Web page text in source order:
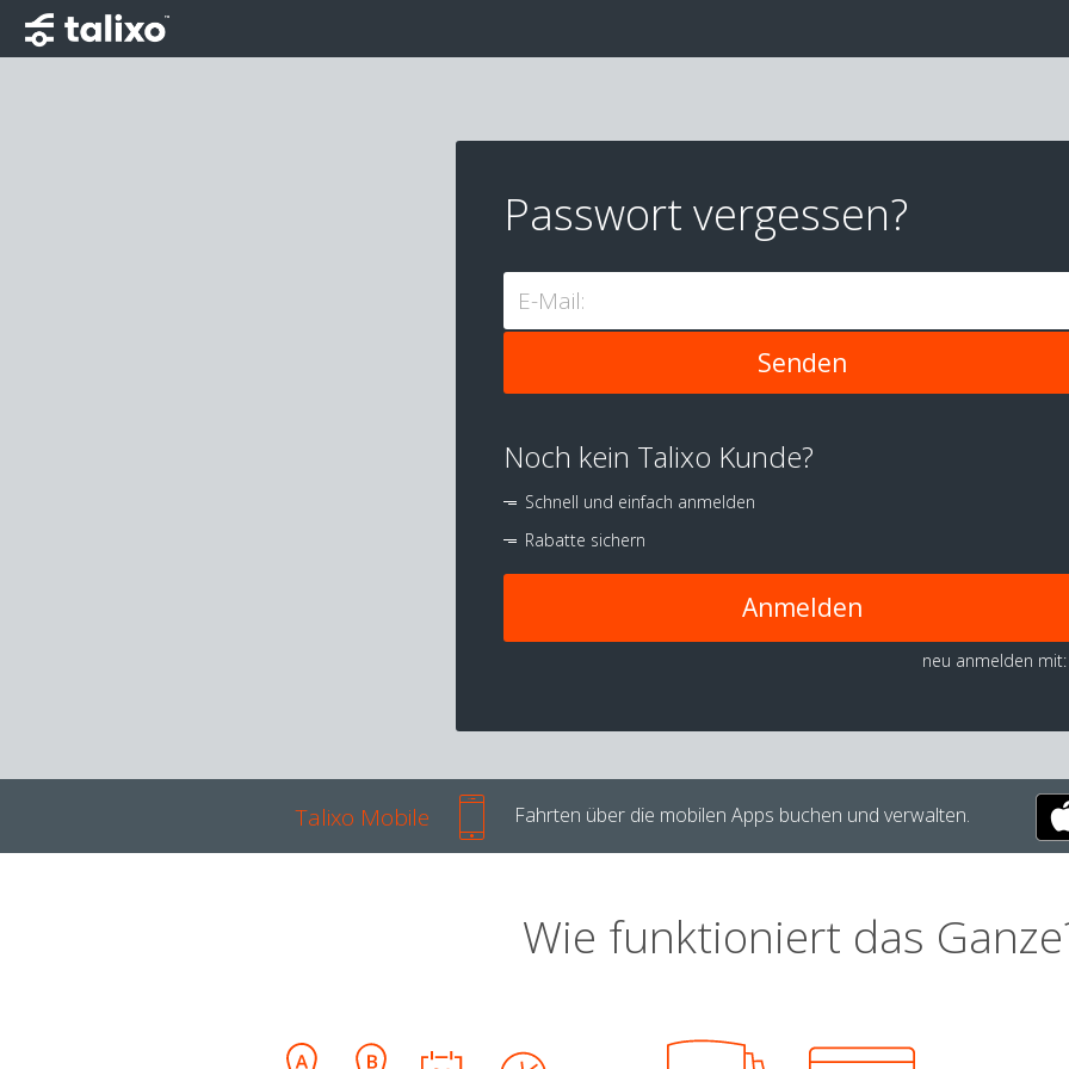
Passwort vergessen?
E-Mail:
Noch kein Talixo Kunde?
Schnell und einfach anmelden
Rabatte sichern
Anmelden
neu anmelden mit:
Talixo Mobile Fahrten über die mobilen Apps buchen und verwalten.
Wie funktioniert das